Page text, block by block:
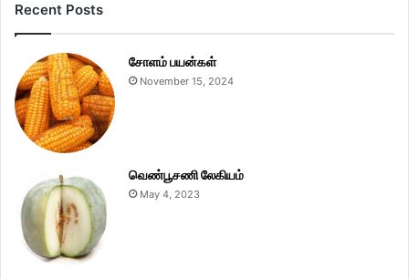
Recent Posts
சோளம் பயன்கள்
November 15, 2024
வெண்பூசணி லேகியம்
May 4, 2023